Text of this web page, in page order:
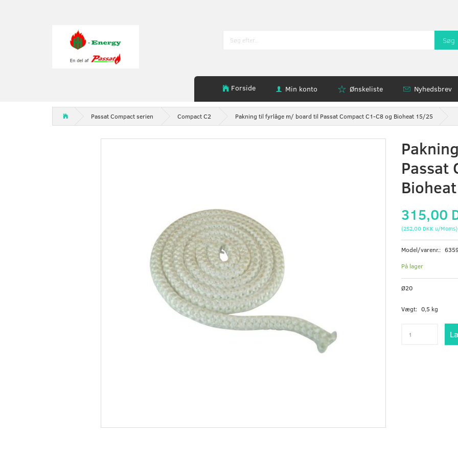
Søg
Forside Min konto Ønskeliste Nyhedsbrev
Passat Compact serien Compact C2 Pakning til fyrlåge m/ board til Passat Compact C1-C8 og Bioheat 15/25
Passat
315,00
(252,00 DKKu/Moms)
Model/varenr.:
På lager
Ø20
Vægt: 0,5 kg